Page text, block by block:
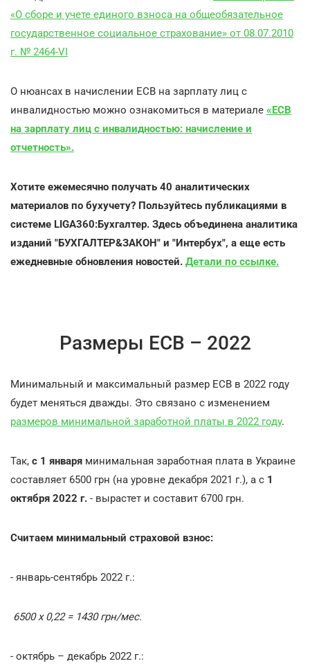
«О сборе и учете единого взноса на общеобязательное
государственное социальное страхование» от 08.07.2010
г. № 2464-VI
О нюансах в начислении ЕСВ на зарплату лиц с
инвалидностью можно ознакомиться в материале «ЕСВ
на зарплату лиц с инвалидностью: начисление и
отчетность».
Хотите ежемесячно получать 40 аналитических
материалов по бухучету? Пользуйтесь публикациями в
системе LIGA360:Бухгалтер. Здесь объединена аналитика
изданий "БУХГАЛТЕР&ЗАКОН" и "Интербух", а еще есть
ежедневные обновления новостей. Детали по ссылке.
Размеры ЕСВ – 2022
Минимальный и максимальный размер ЕСВ в 2022 году
будет меняться дважды. Это связано с изменением
размеров минимальной заработной платы в 2022 году.
Так, с 1 января минимальная заработная плата в Украине
составляет 6500 грн (на уровне декабря 2021 г.), а с 1
октября 2022 г. - вырастет и составит 6700 грн.
Считаем минимальный страховой взнос:
- январь-сентябрь 2022 г.:
6500 х 0,22 = 1430 грн/мес.
- октябрь – декабрь 2022 г.: